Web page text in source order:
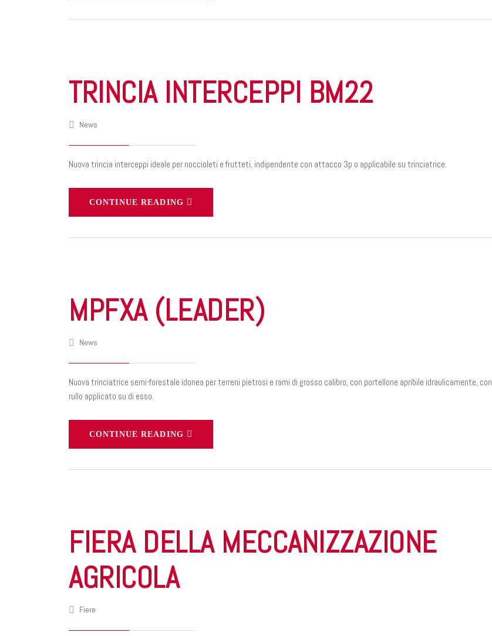
TRINCIA INTERCEPPI BM22
News
Nuova trincia interceppi ideale per noccioleti e frutteti, indipendente con attacco 3p o applicabile su trinciatrice.
CONTINUE READING
MPFXA (LEADER)
News
Nuova trinciatrice semi-forestale idonea per terreni pietrosi e rami di grosso calibro, con portellone apribile idraulicamente, con
rullo applicato su di esso.
CONTINUE READING
FIERA DELLA MECCANIZZAZIONE
AGRICOLA
Fiere